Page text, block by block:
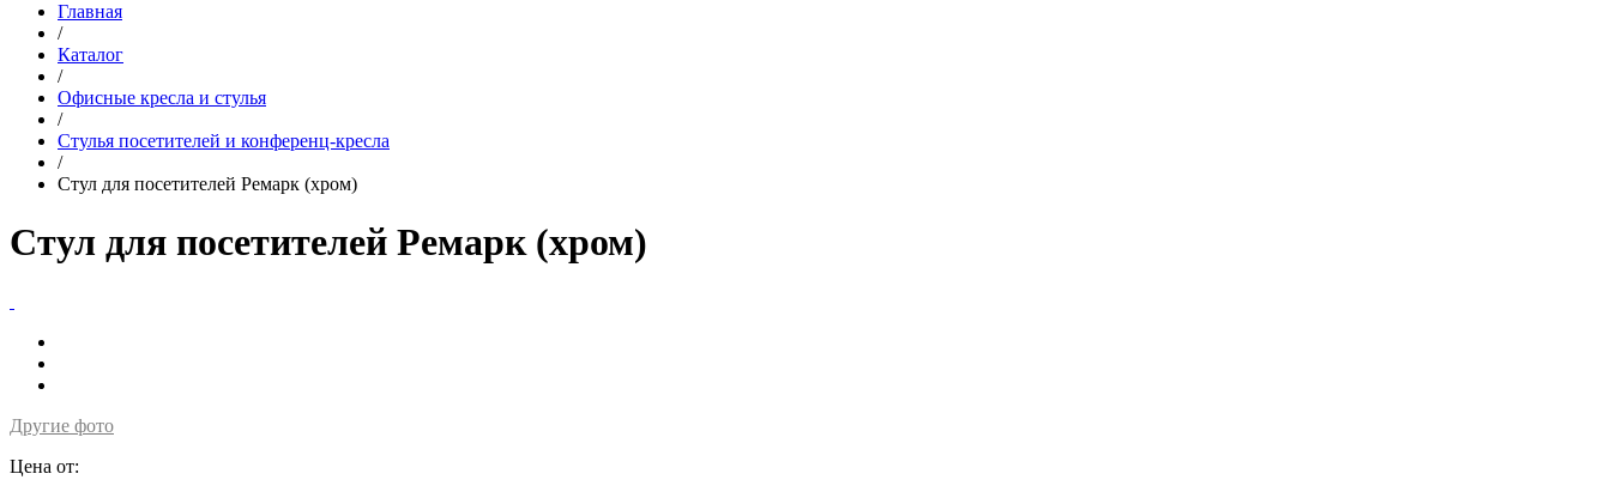
Главная
/
Каталог
/
Офисные кресла и стулья
/
Стулья посетителей и конференц-кресла
/
Стул для посетителей Ремарк (хром)
Стул для посетителей Ремарк (хром)
Другие фото
Цена от: